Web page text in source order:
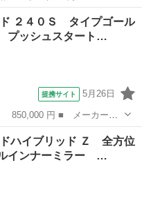
ドハイブリッド ■ グレー
ンルーフ 社外ＴＲＤエ
ド ２４０Ｓ タイプゴール
ッシュスタート…
提携サイト 5月26日
■ グレード名： ２４０
シュスタート ナビ バッ
ドハイブリッド Ｚ 全方位
インナーミラー …